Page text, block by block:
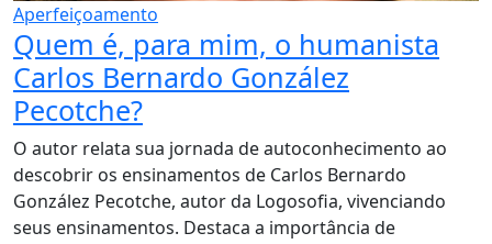
Aperfeiçoamento
Quem é, para mim, o humanista
Carlos Bernardo González
Pecotche?
O autor relata sua jornada de autoconhecimento ao
descobrir os ensinamentos de Carlos Bernardo
González Pecotche, autor da Logosofia, vivenciando
seus ensinamentos. Destaca a importância de